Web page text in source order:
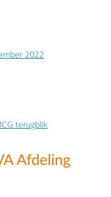
2022
terugblik
Afdeling